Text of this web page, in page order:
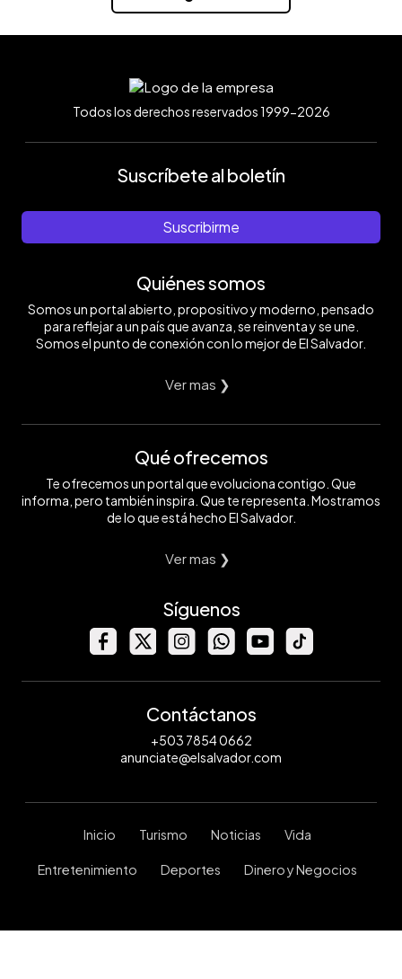
Todos los derechos reservados 1999-2026
Suscríbete al boletín
Suscribirme
Quiénes somos
Somos un portal abierto, propositivo y moderno, pensado
para reflejar a un país que avanza, se reinventa y se une.
Somos el punto de conexión con lo mejor de El Salvador.
Ver mas ❯
Qué ofrecemos
Te ofrecemos un portal que evoluciona contigo. Que
informa, pero también inspira. Que te representa. Mostramos
de lo que está hecho El Salvador.
Ver mas ❯
Síguenos
Contáctanos
+503 7854 0662
anunciate@elsalvador.com
Inicio Turismo Noticias Vida
Entretenimiento Deportes Dinero y Negocios